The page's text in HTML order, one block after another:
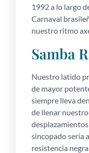
1992 a lo largo
Carnaval
nuestro ritmo
Samba
Nuestro latido
de mayor
siempre lleva
de llenar
sincopado serí­a
resistencia